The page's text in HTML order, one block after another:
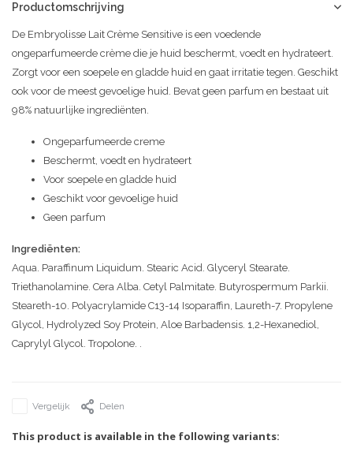
Productomschrijving
De Embryolisse Lait Crème Sensitive is een voedende
ongeparfumeerde crème die je huid beschermt, voedt en hydrateert.
Zorgt voor een soepele en gladde huid en gaat irritatie tegen. Geschikt
ook voor de meest gevoelige huid. Bevat geen parfum en bestaat uit
98% natuurlijke ingrediënten.
Ongeparfumeerde creme
Beschermt, voedt en hydrateert
Voor soepele en gladde huid
Geschikt voor gevoelige huid
Geen parfum
Ingrediënten:
Aqua. Paraffinum Liquidum. Stearic Acid. Glyceryl Stearate.
Triethanolamine. Cera Alba. Cetyl Palmitate. Butyrospermum Parkii.
Steareth-10. Polyacrylamide C13-14 Isoparaffin, Laureth-7. Propylene
Glycol, Hydrolyzed Soy Protein, Aloe Barbadensis. 1,2-Hexanediol,
Caprylyl Glycol. Tropolone. .
Vergelijk Delen
This product is available in the following variants: